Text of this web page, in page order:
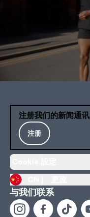
注册我们的新闻通讯
注册
与我们联系